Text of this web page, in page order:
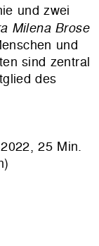
und zwei
Milena Brose
und
sind zentral
des
25 Min.